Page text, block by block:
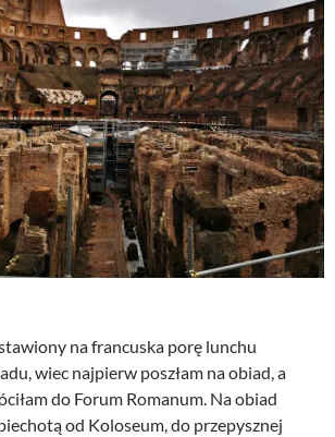
na francuska porę lunchu
wiec najpierw poszłam na obiad, a
do Forum Romanum. Na obiad
od Koloseum, do przepysznej